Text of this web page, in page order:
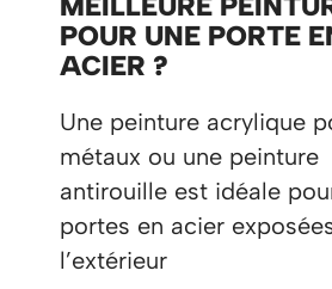
POUR UNE PORTE
ACIER ?
Une peinture acrylique
métaux ou une peinture
antirouille est idéale
portes en acier
l’extérieur